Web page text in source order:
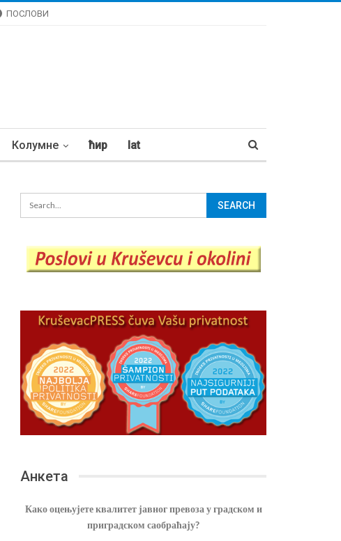
ПОСЛОВИ
Колумне ћир lat
Анкета
Како оцењујете квалитет јавног превоза у градском и
приградском саобраћају?